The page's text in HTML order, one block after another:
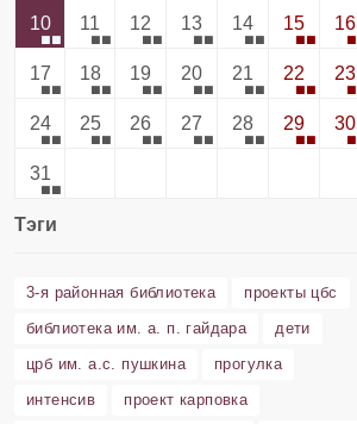
10 11 12 13 14 15 16
17 18 19 20 21 22 23
24 25 26 27 28 29 30
31
Тэги
3-я районная библиотека
проекты цбс
библиотека им. а. п. гайдара
дети
црб им. а.с. пушкина
прогулка
интенсив
проект карповка